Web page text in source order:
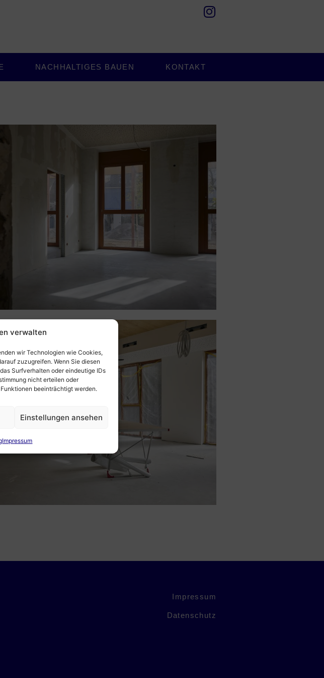
verwalten
wir Technologien wie Cookies,
zuzugreifen. Wenn Sie diesen
Surfverhalten oder eindeutige IDs
nicht erteilen oder
beeinträchtigt werden.
Einstellungen ansehen
Impressum
NACHHALTIGES BAUEN KONTAKT
Impressum
Datenschutz